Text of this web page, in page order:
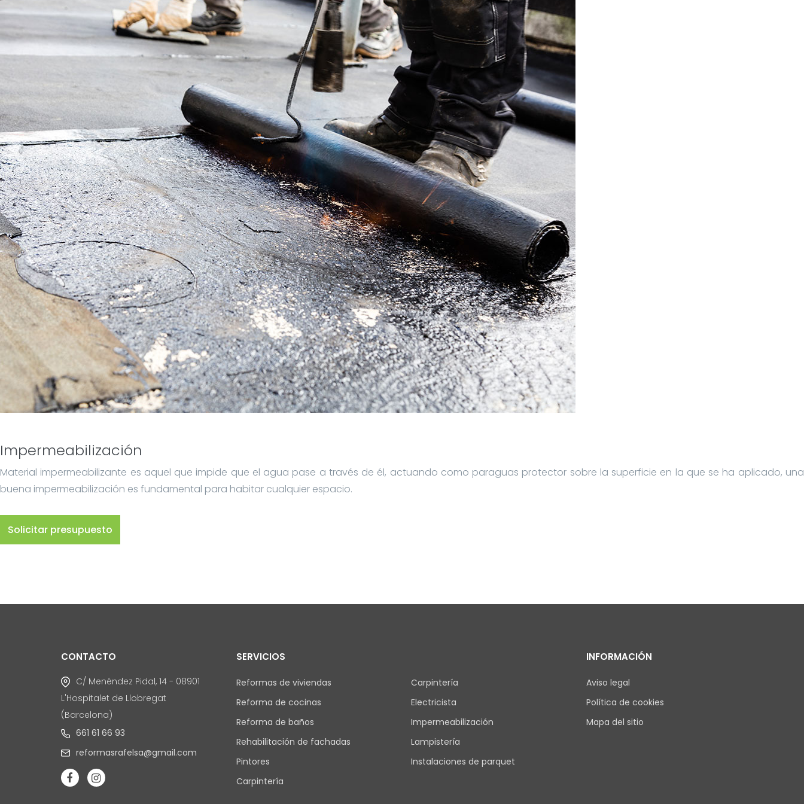
Impermeabilización
Material impermeabilizante es aquel que impide que el agua pase a través de él, actuando como paraguas protector sobre la superficie en la que se ha aplicado, una
buena impermeabilización es fundamental para habitar cualquier espacio.
Solicitar presupuesto
CONTACTO
C/ Menéndez Pidal, 14 - 08901
L'Hospitalet de Llobregat
(Barcelona)
661 61 66 93
reformasrafelsa@gmail.com
SERVICIOS
Reformas de viviendas
Reforma de cocinas
Reforma de baños
Rehabilitación de fachadas
Pintores
Carpintería
Carpintería
Electricista
Impermeabilización
Lampistería
Instalaciones de parquet
INFORMACIÓN
Aviso legal
Política de cookies
Mapa del sitio